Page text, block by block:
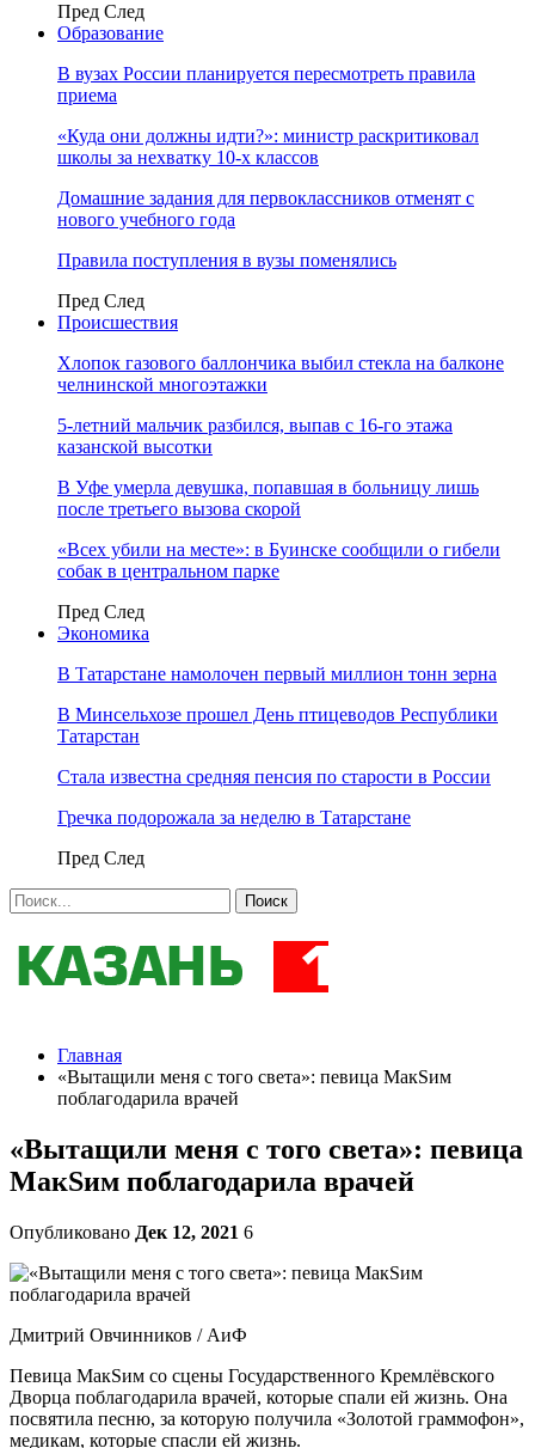
Пред След
Образование
В вузах России планируется пересмотреть правила
приема
«Куда они должны идти?»: министр раскритиковал
школы за нехватку 10-х классов
Домашние задания для первоклассников отменят с
нового учебного года
Правила поступления в вузы поменялись
Пред След
Происшествия
Хлопок газового баллончика выбил стекла на балконе
челнинской многоэтажки
5-летний мальчик разбился, выпав с 16-го этажа
казанской высотки
В Уфе умерла девушка, попавшая в больницу лишь
после третьего вызова скорой
«Всех убили на месте»: в Буинске сообщили о гибели
собак в центральном парке
Пред След
Экономика
В Татарстане намолочен первый миллион тонн зерна
В Минсельхозе прошел День птицеводов Республики
Татарстан
Стала известна средняя пенсия по старости в России
Гречка подорожала за неделю в Татарстане
Пред След
Главная
«Вытащили меня с того света»: певица МакSим
поблагодарила врачей
«Вытащили меня с того света»: певица
МакSим поблагодарила врачей
Опубликовано Дек 12, 2021 6
Дмитрий Овчинников / АиФ
Певица МакSим со сцены Государственного Кремлёвского
Дворца поблагодарила врачей, которые спали ей жизнь. Она
посвятила песню, за которую получила «Золотой граммофон»,
медикам, которые спасли ей жизнь.